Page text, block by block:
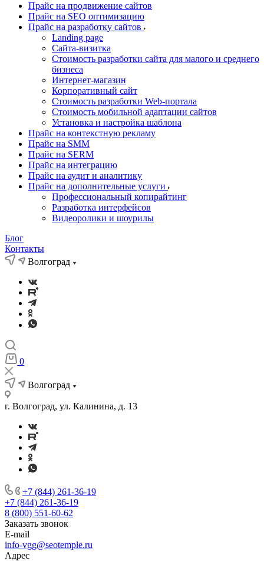
Прайс на продвижение сайтов
Прайс на SEO оптимизацию
Прайс на разработку сайтов
Landing page
Cайта-визитка
Стоимость разработки сайта для малого и среднего
бизнеса
Интернет-магазин
Корпоративный сайт
Стоимость разработки Web-портала
Стоимость мобильной адаптации сайтов
Установка и настройка шаблона
Прайс на контекстную рекламу
Прайс на SMM
Прайс на SERM
Прайс на интеграцию
Прайс на аудит и аналитику
Прайс на дополнительные услуги
Профессиональный копирайтинг
Разработка интерфейсов
Видеоролики и шоурилы
Блог
Контакты
Волгоград
0
Волгоград
г. Волгоград, ул. Калинина, д. 13
+7 (844) 261-36-19
+7 (844) 261-36-19
8 (800) 551-60-62
Заказать звонок
E-mail
info-vgg@seotemple.ru
Адрес